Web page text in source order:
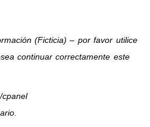
(Ficticia) – por favor utilice
continuar correctamente este
cpanel